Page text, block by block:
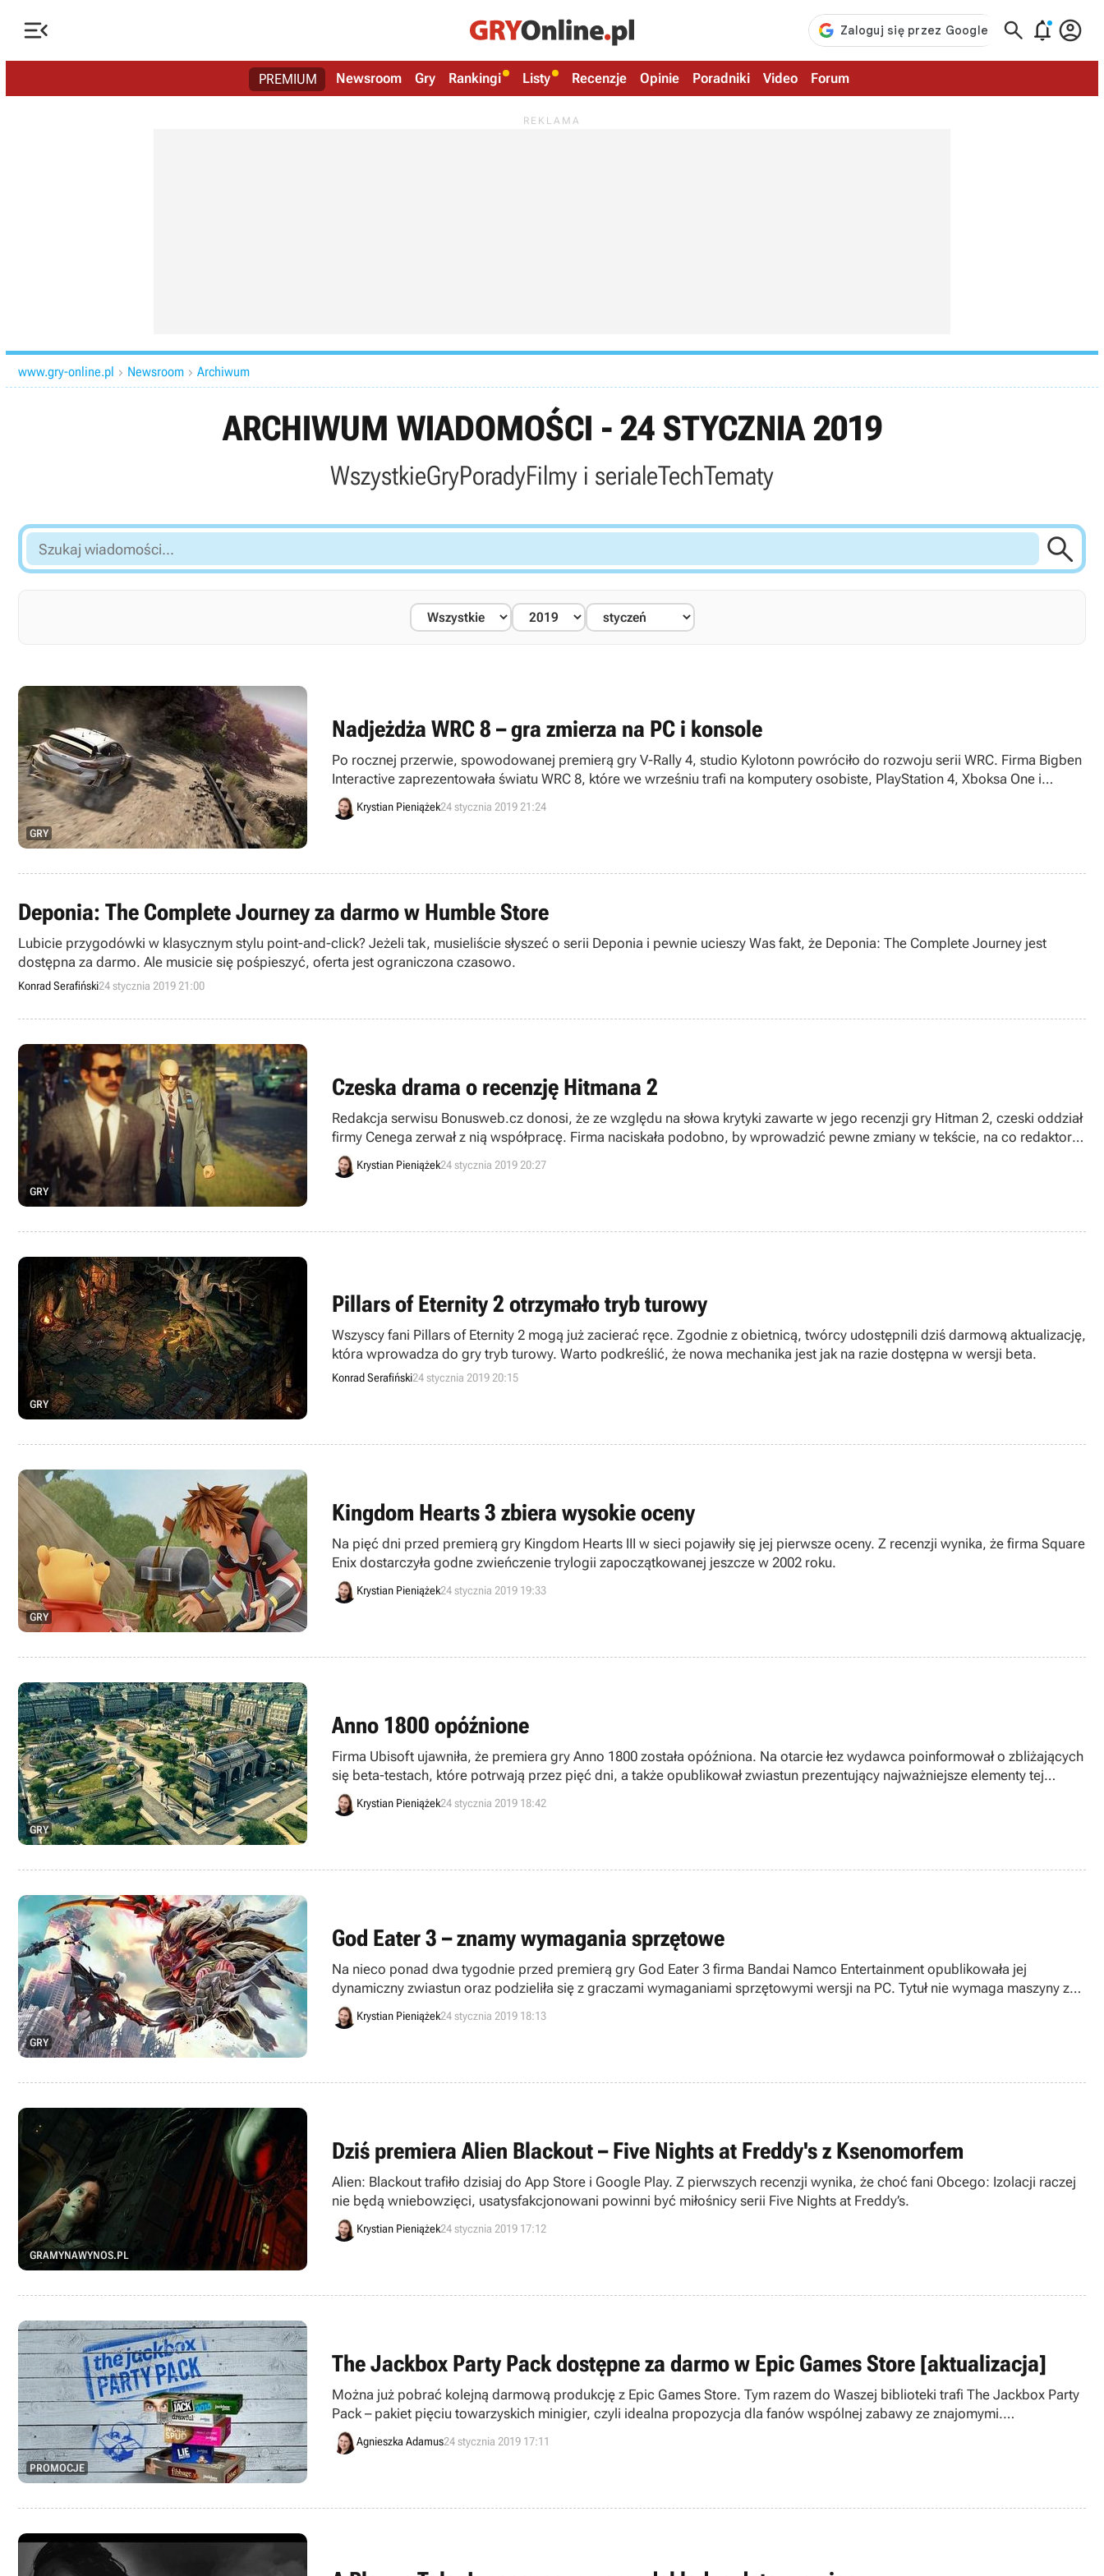
   
PREMIUM Newsroom Gry Rankingi Listy Recenzje Opinie Poradniki Video Forum
www.gry-online.pl  Newsroom  Archiwum
ARCHIWUM WIADOMOŚCI - 24 STYCZNIA 2019
WszystkieGryPoradyFilmy i serialeTechTematy
Szukaj
wiadomości...

GRY
Nadjeżdża WRC 8 – gra zmierza na PC i konsole
Po rocznej przerwie, spowodowanej premierą gry V-Rally 4, studio Kylotonn powróciło do rozwoju serii WRC. Firma Bigben
Interactive zaprezentowała światu WRC 8, które we wrześniu trafi na komputery osobiste, PlayStation 4, Xboksa One i
Nintendo Switch.
Krystian Pieniążek24 stycznia 2019 21:24
Deponia: The Complete Journey za darmo w Humble Store
Lubicie przygodówki w klasycznym stylu point-and-click? Jeżeli tak, musieliście słyszeć o serii Deponia i pewnie ucieszy Was fakt, że Deponia: The Complete Journey jest
dostępna za darmo. Ale musicie się pośpieszyć, oferta jest ograniczona czasowo.
Konrad Serafiński24 stycznia 2019 21:00
GRY
Czeska drama o recenzję Hitmana 2
Redakcja serwisu Bonusweb.cz donosi, że ze względu na słowa krytyki zawarte w jego recenzji gry Hitman 2, czeski oddział
firmy Cenega zerwał z nią współpracę. Firma naciskała podobno, by wprowadzić pewne zmiany w tekście, na co redaktorzy
nie wyrazili zgody.
Krystian Pieniążek24 stycznia 2019 20:27
GRY
Pillars of Eternity 2 otrzymało tryb turowy
Wszyscy fani Pillars of Eternity 2 mogą już zacierać ręce. Zgodnie z obietnicą, twórcy udostępnili dziś darmową aktualizację,
która wprowadza do gry tryb turowy. Warto podkreślić, że nowa mechanika jest jak na razie dostępna w wersji beta.
Konrad Serafiński24 stycznia 2019 20:15
GRY
Kingdom Hearts 3 zbiera wysokie oceny
Na pięć dni przed premierą gry Kingdom Hearts III w sieci pojawiły się jej pierwsze oceny. Z recenzji wynika, że firma Square
Enix dostarczyła godne zwieńczenie trylogii zapoczątkowanej jeszcze w 2002 roku.
Krystian Pieniążek24 stycznia 2019 19:33
GRY
Anno 1800 opóźnione
Firma Ubisoft ujawniła, że premiera gry Anno 1800 została opóźniona. Na otarcie łez wydawca poinformował o zbliżających
się beta-testach, które potrwają przez pięć dni, a także opublikował zwiastun prezentujący najważniejsze elementy tej
produkcji.
Krystian Pieniążek24 stycznia 2019 18:42
GRY
God Eater 3 – znamy wymagania sprzętowe
Na nieco ponad dwa tygodnie przed premierą gry God Eater 3 firma Bandai Namco Entertainment opublikowała jej
dynamiczny zwiastun oraz podzieliła się z graczami wymaganiami sprzętowymi wersji na PC. Tytuł nie wymaga maszyny z
najwyższej półki.
Krystian Pieniążek24 stycznia 2019 18:13
GRAMYNAWYNOS.PL
Dziś premiera Alien Blackout – Five Nights at Freddy's z Ksenomorfem
Alien: Blackout trafiło dzisiaj do App Store i Google Play. Z pierwszych recenzji wynika, że choć fani Obcego: Izolacji raczej
nie będą wniebowzięci, usatysfakcjonowani powinni być miłośnicy serii Five Nights at Freddy’s.
Krystian Pieniążek24 stycznia 2019 17:12
PROMOCJE
The Jackbox Party Pack dostępne za darmo w Epic Games Store [aktualizacja]
Można już pobrać kolejną darmową produkcję z Epic Games Store. Tym razem do Waszej biblioteki trafi The Jackbox Party
Pack – pakiet pięciu towarzyskich minigier, czyli idealna propozycja dla fanów wspólnej zabawy ze znajomymi.
Jednocześnie odsłonięto tytuł, który dostaniemy bezpłatnie za dwa tygodnie.
Agnieszka Adamus24 stycznia 2019 17:11